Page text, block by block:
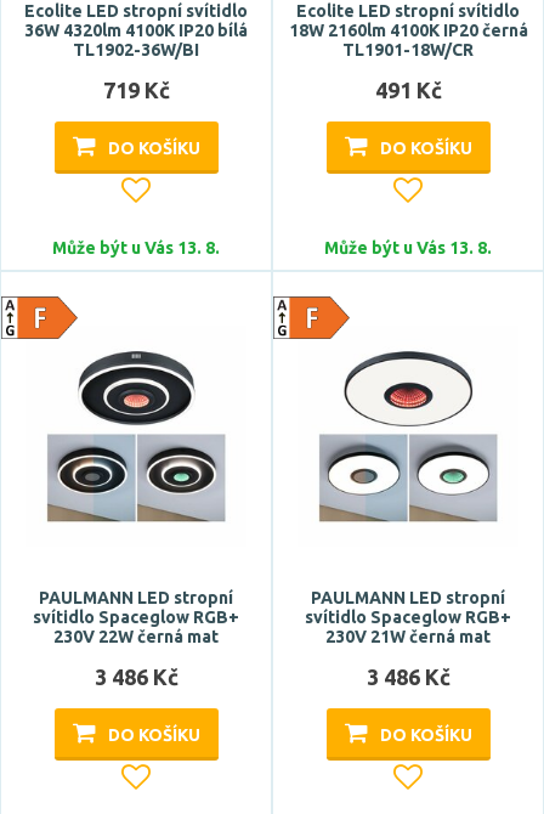
Ecolite LED stropní svítidlo
36W 4320lm 4100K IP20 bílá
TL1902-36W/BI
719 Kč
DO KOŠÍKU
Může být u Vás 13. 8.
Ecolite LED stropní svítidlo
18W 2160lm 4100K IP20 černá
TL1901-18W/CR
491 Kč
DO KOŠÍKU
Může být u Vás 13. 8.
PAULMANN LED stropní
svítidlo Spaceglow RGB+
230V 22W černá mat
3 486 Kč
DO KOŠÍKU
PAULMANN LED stropní
svítidlo Spaceglow RGB+
230V 21W černá mat
3 486 Kč
DO KOŠÍKU